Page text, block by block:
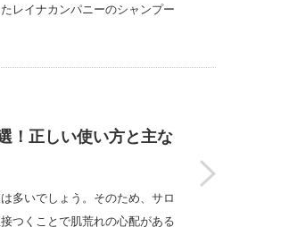
レイナカンパニーのシャンプー
！正しい使い方と主な
多いでしょう。そのため、サロ
つくことで肌荒れの心配がある